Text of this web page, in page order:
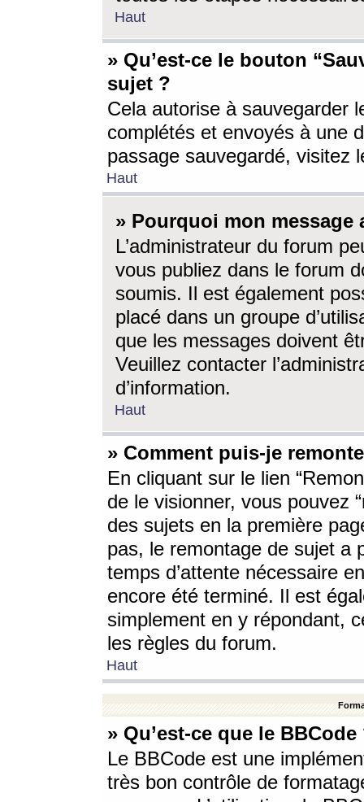
Haut
» Qu’est-ce le bouton
sujet ?
Cela autorise à sauvegarder
complétés et envoyés à une
passage sauvegardé, visitez
Haut
» Pourquoi mon message
L’administrateur du forum
vous publiez dans le forum
soumis. Il est également
placé dans un groupe
que les messages doivent
Veuillez contacter
d’information.
Haut
» Comment puis-je
En cliquant sur le lien
de le visionner, vous pouvez
des sujets en la première
pas, le remontage de sujet a
temps d’attente nécessaire
encore été terminé. Il est
simplement en y répondant,
les règles du forum.
Haut
» Qu’est-ce que le BBCode
Le BBCode est une
très bon contrôle de